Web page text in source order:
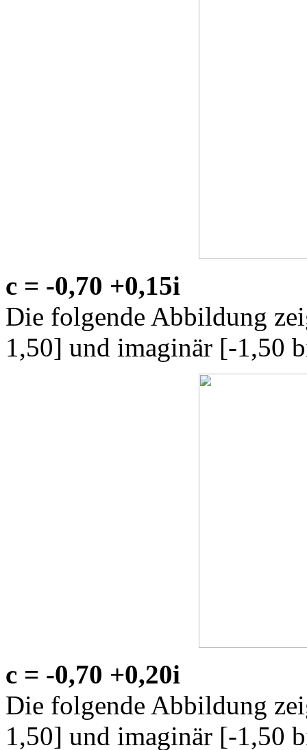
c = -0,70 +0,15i
Die folgende Abbildung
1,50] und imaginär [-1,50
c = -0,70 +0,20i
Die folgende Abbildung
1,50] und imaginär [-1,50